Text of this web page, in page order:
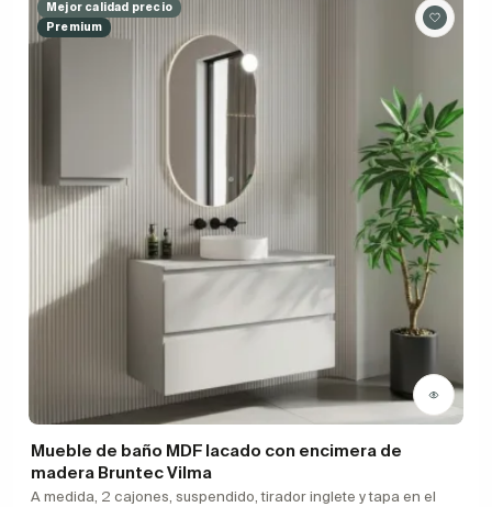
Mejor calidad precio
Premium
Mueble de baño MDF lacado con encimera de
madera Bruntec Vilma
A medida, 2 cajones, suspendido, tirador inglete y tapa en el